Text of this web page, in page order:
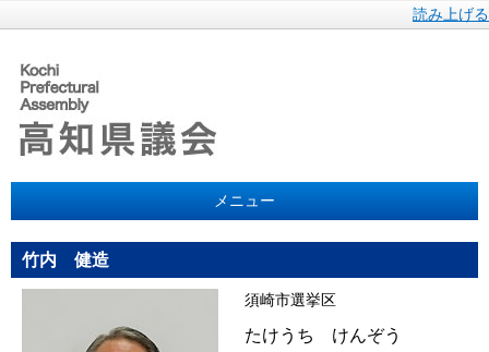
読み上げる
メニュー
竹内 健造
須崎市選挙区
たけうち けんぞう